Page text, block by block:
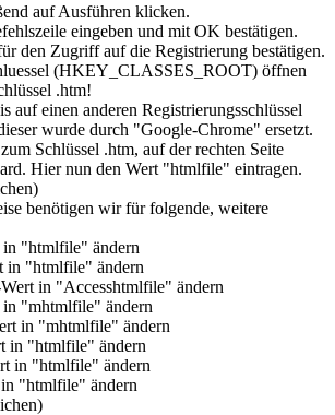
auf Ausführen klicken.
eingeben und mit OK bestätigen.
den Zugriff auf die Registrierung bestätigen.
(HKEY_CLASSES_ROOT) öffnen
.htm!
auf einen anderen Registrierungsschlüssel
wurde durch "Google-Chrome" ersetzt.
Schlüssel .htm, auf der rechten Seite
Hier nun den Wert "htmlfile" eintragen.
benötigen wir für folgende, weitere
in "htmlfile" ändern
in "htmlfile" ändern
in "Accesshtmlfile" ändern
in "mhtmlfile" ändern
in "mhtmlfile" ändern
in "htmlfile" ändern
in "htmlfile" ändern
"htmlfile" ändern